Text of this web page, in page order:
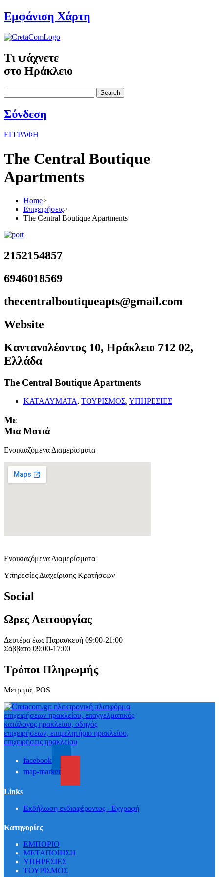
Εμφάνιση Χάρτη
Τι ψάχνετε
στο Ηράκλειο
Search
Σύνδεση
ΕΓΓΡΑΦΗ
The Central Boutique
Apartments
Home>
Επιχειρήσεις>
The Central Boutique Apartments
2152154857
6946018569
thecentralboutiqueapts@gmail.com
Website
Καντανολέοντος 10, Ηράκλειο 712 02,
Ελλάδα
The Central Boutique Apartments
ΚΑΤΑΛΥΜΑΤΑ, ΤΟΥΡΙΣΜΟΣ, ΥΠΗΡΕΣΙΕΣ
Με
Μια Ματιά
Ενοικιαζόμενα Διαμερίσματα
Ενοικιαζόμενα Διαμερίσματα
Υπηρεσίες Διαχείρισης Κρατήσεων
Social
Ωρες Λειτουργίας
Δευτέρα έως Παρασκευή 09:00-21:00
Σάββατο 09:00-17:00
Τρόποι Πληρωμής
Μετρητά, POS
facebook
map-marker
Links
Εκδήλωση ενδιαφέροντος - Εγγραφή
Κατηγορίες
ΕΜΠΟΡΙΟ
ΜΕΤΑΠΟΙΗΣΗ
ΥΠΗΡΕΣΙΕΣ
ΤΟΥΡΙΣΜΟΣ